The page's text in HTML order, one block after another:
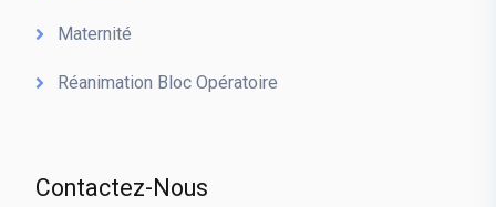
Maternité
Réanimation Bloc Opératoire
Contactez-Nous